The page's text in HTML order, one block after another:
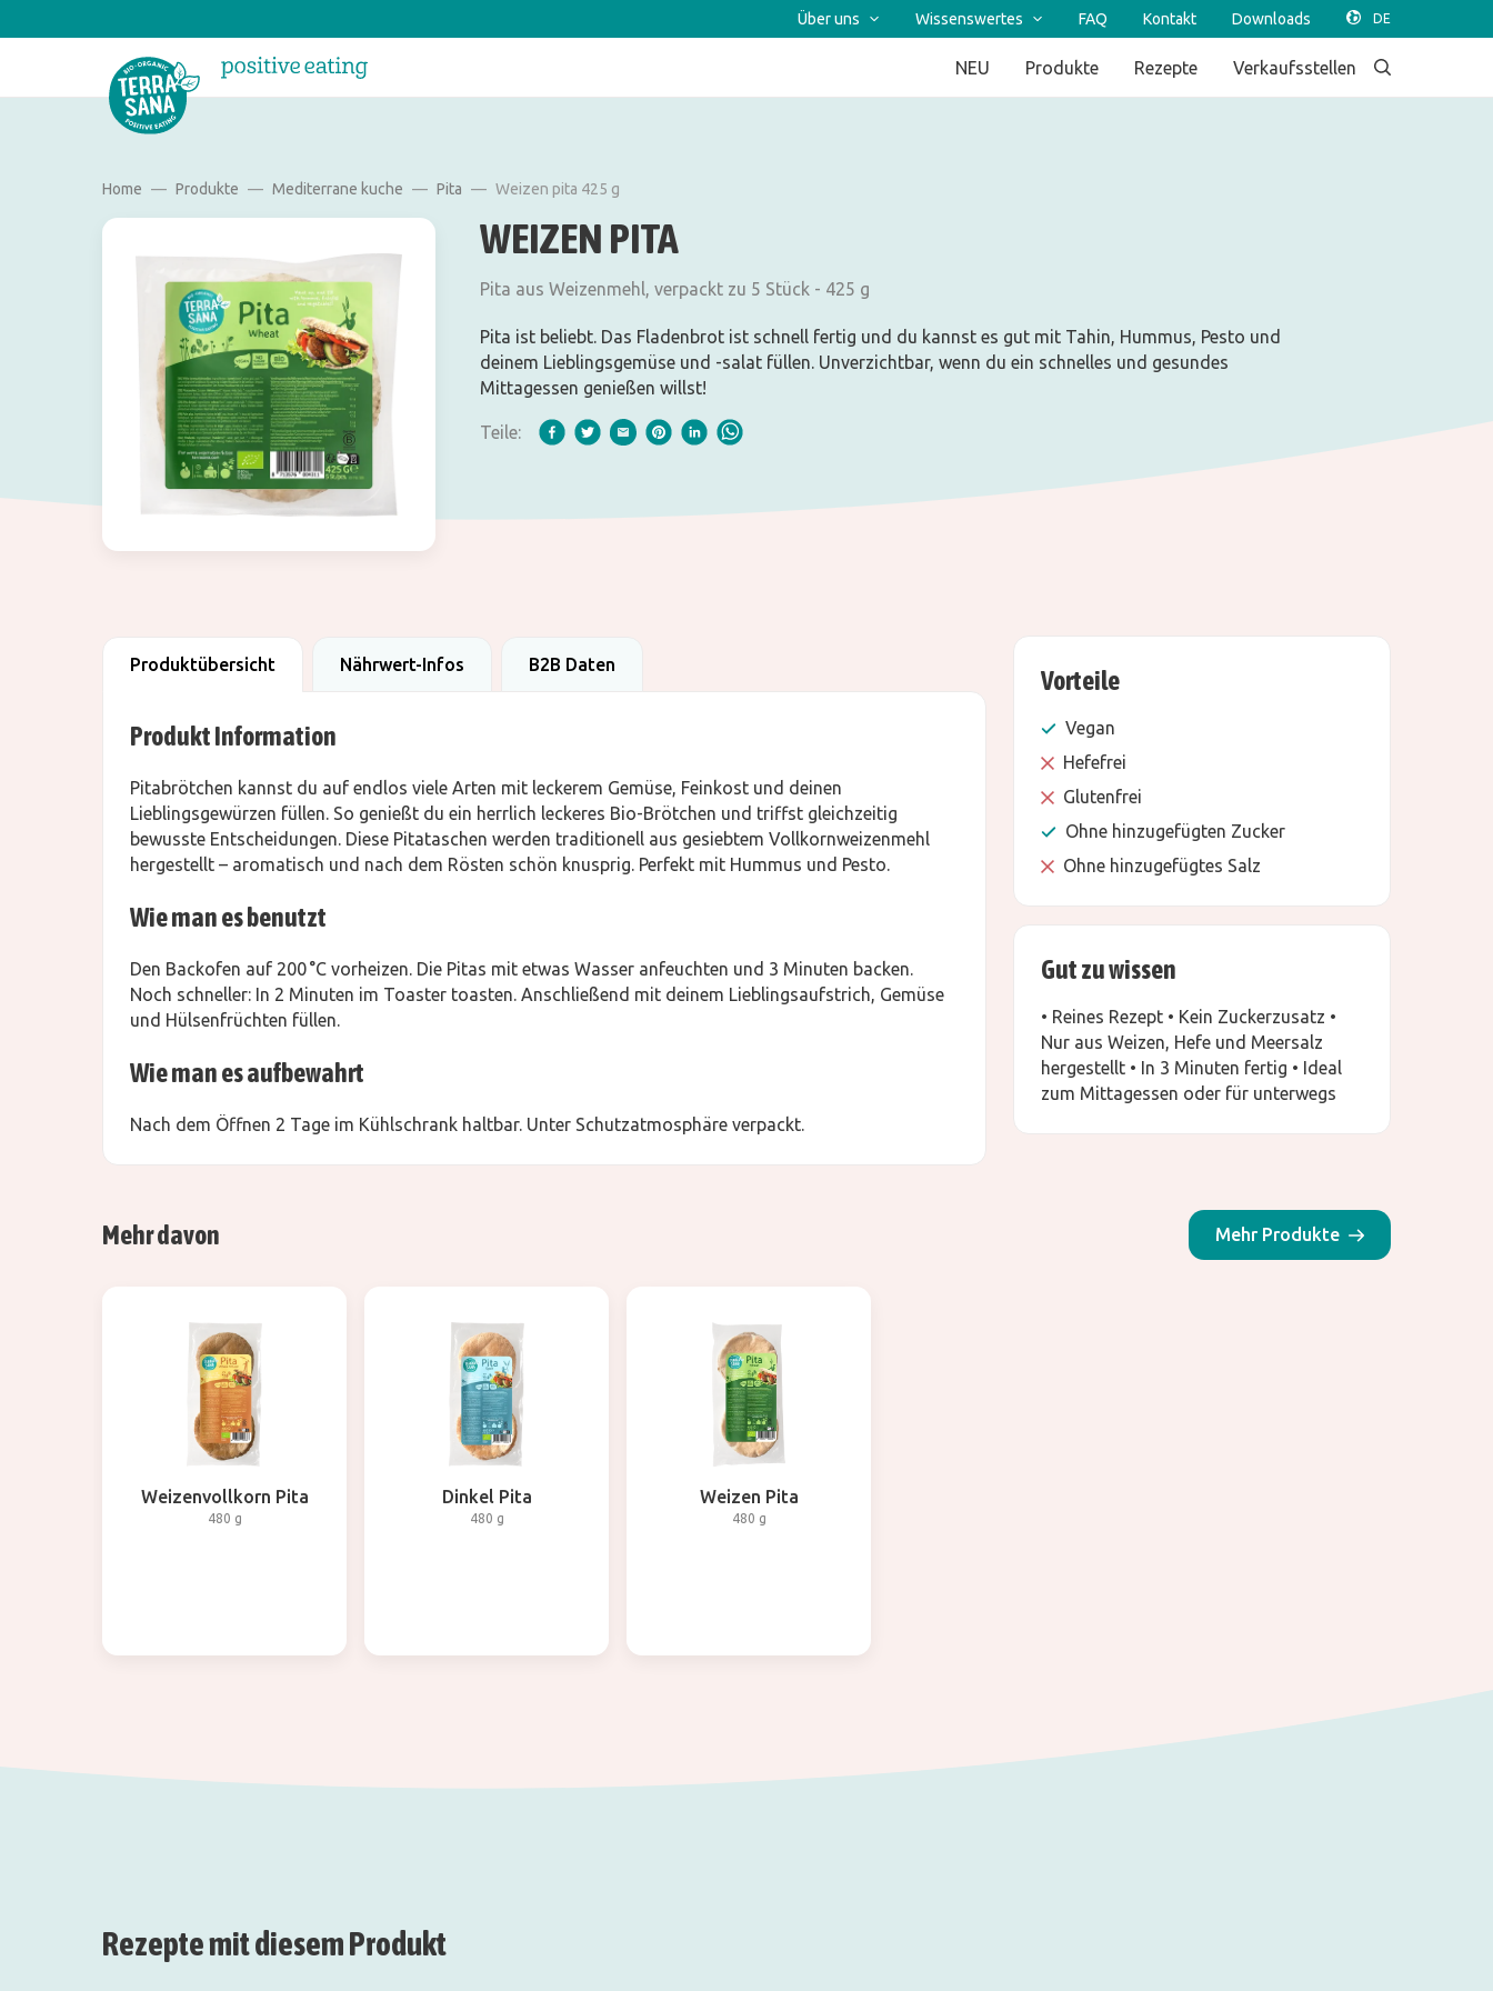
Über uns Wissenswertes FAQ Kontakt Downloads
NEU Produkte Rezepte Verkaufsstellen
Home Produkte Mediterrane kuche Pita Weizen pita 425 g
WEIZEN PITA
Pita aus Weizenmehl, verpackt zu 5 Stück - 425 g
Pita ist beliebt. Das Fladenbrot ist schnell fertig und du kannst es gut mit Tahin, Hummus, Pesto und
deinem Lieblingsgemüse und -salat füllen. Unverzichtbar, wenn du ein schnelles und gesundes
Mittagessen genießen willst!
Teile:
Produktübersicht Nährwert-Infos B2B Daten
Produkt Information
Pitabrötchen kannst du auf endlos viele Arten mit leckerem Gemüse, Feinkost und deinen
Lieblingsgewürzen füllen. So genießt du ein herrlich leckeres Bio-Brötchen und triffst gleichzeitig
bewusste Entscheidungen. Diese Pitataschen werden traditionell aus gesiebtem Vollkornweizenmehl
hergestellt – aromatisch und nach dem Rösten schön knusprig. Perfekt mit Hummus und Pesto.
Wie man es benutzt
Den Backofen auf 200 °C vorheizen. Die Pitas mit etwas Wasser anfeuchten und 3 Minuten backen.
Noch schneller: In 2 Minuten im Toaster toasten. Anschließend mit deinem Lieblingsaufstrich, Gemüse
und Hülsenfrüchten füllen.
Wie man es aufbewahrt
Nach dem Öffnen 2 Tage im Kühlschrank haltbar. Unter Schutzatmosphäre verpackt.
Vorteile
Vegan
Hefefrei
Glutenfrei
Ohne hinzugefügten Zucker
Ohne hinzugefügtes Salz
Gut zu wissen
• Reines Rezept • Kein Zuckerzusatz •
Nur aus Weizen, Hefe und Meersalz
hergestellt • In 3 Minuten fertig • Ideal
zum Mittagessen oder für unterwegs
Mehr davon Mehr Produkte
Weizenvollkorn Pita
480 g
Dinkel Pita
480 g
Weizen Pita
480 g
Rezepte mit diesem Produkt